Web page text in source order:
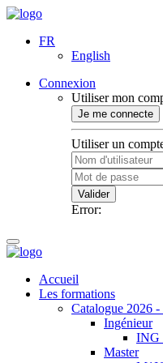
FR
English
Connexion
Utiliser mon
Je me connecte
Utiliser un
Valider
Error:
Accueil
Les formations
Catalogue 2026 -
Ingénieur
ING
Master